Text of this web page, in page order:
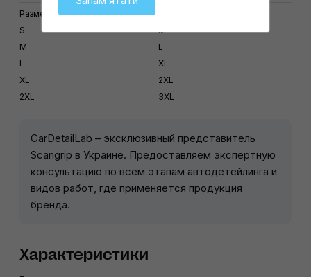
Размер (EU)
S
M
M
L
L
XL
XL
2XL
2XL
3XL
CarDetailLab – эксклюзивный представитель
Scangrip в Украине. Предоставляем экспертную
консультацию по всем этапам автодетейлинга и
видов работ, где применяется продукция
бренда.
Характеристики